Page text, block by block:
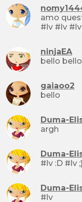
amo questo
ninjaEA
bello
gaiaoo2
bello
Duma-
argh
Duma-
Duma-
#lv